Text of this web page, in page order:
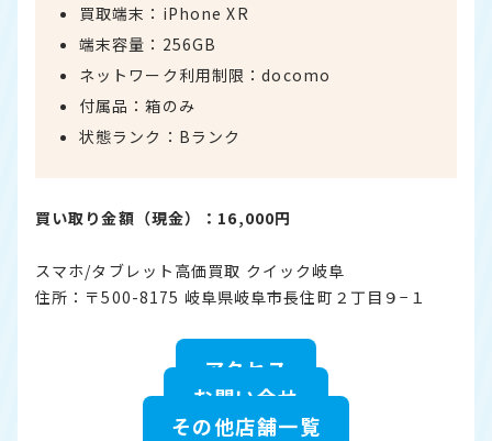
買取端末：iPhone XR
端末容量：256GB
ネットワーク利用制限：docomo
付属品：箱のみ
状態ランク：Bランク
買い取り金額（現金）：16,000円
スマホ/タブレット高価買取 クイック岐阜
住所：〒500-8175 岐阜県岐阜市長住町２丁目９−１
アクセス
お問い合せ
その他店舗一覧